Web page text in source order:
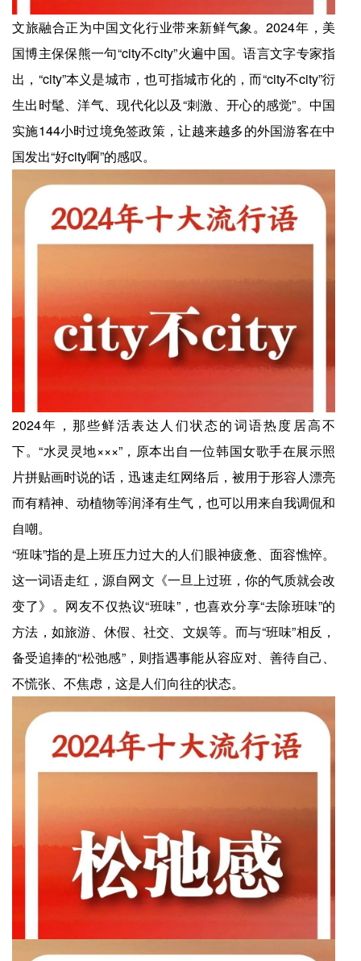
文旅融合正为中国文化行业带来新鲜气象。2024年，美
国博主保保熊一句“city不city”火遍中国。语言文字专家指
出，“city”本义是城市，也可指城市化的，而“city不city”衍
生出时髦、洋气、现代化以及“刺激、开心的感觉”。中国
实施144小时过境免签政策，让越来越多的外国游客在中
国发出“好city啊”的感叹。
2024年，那些鲜活表达人们状态的词语热度居高不
下。“水灵灵地×××”，原本出自一位韩国女歌手在展示照
片拼贴画时说的话，迅速走红网络后，被用于形容人漂亮
而有精神、动植物等润泽有生气，也可以用来自我调侃和
自嘲。
“班味”指的是上班压力过大的人们眼神疲惫、面容憔悴。
这一词语走红，源自网文《一旦上过班，你的气质就会改
变了》。网友不仅热议“班味”，也喜欢分享“去除班味”的
方法，如旅游、休假、社交、文娱等。而与“班味”相反，
备受追捧的“松弛感”，则指遇事能从容应对、善待自己、
不慌张、不焦虑，这是人们向往的状态。